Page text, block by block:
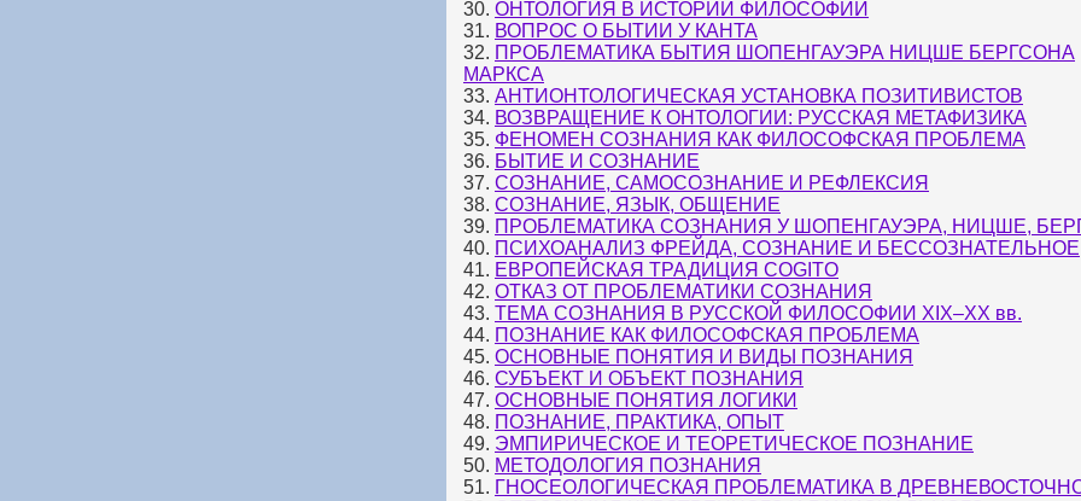
30. ОНТОЛОГИЯ В ИСТОРИИ ФИЛОСОФИИ
31. ВОПРОС О БЫТИИ У КАНТА
32. ПРОБЛЕМАТИКА БЫТИЯ ШОПЕНГАУЭРА НИЦШЕ БЕРГСОНА
МАРКСА
33. АНТИОНТОЛОГИЧЕСКАЯ УСТАНОВКА ПОЗИТИВИСТОВ
34. ВОЗВРАЩЕНИЕ К ОНТОЛОГИИ: РУССКАЯ МЕТАФИЗИКА
35. ФЕНОМЕН СОЗНАНИЯ КАК ФИЛОСОФСКАЯ ПРОБЛЕМА
36. БЫТИЕ И СОЗНАНИЕ
37. СОЗНАНИЕ, САМОСОЗНАНИЕ И РЕФЛЕКСИЯ
38. СОЗНАНИЕ, ЯЗЫК, ОБЩЕНИЕ
39. ПРОБЛЕМАТИКА СОЗНАНИЯ У ШОПЕНГАУЭРА, НИЦШЕ,
40. ПСИХОАНАЛИЗ ФРЕЙДА, СОЗНАНИЕ И БЕССОЗНАТЕЛЬНОЕ
41. ЕВРОПЕЙСКАЯ ТРАДИЦИЯ COGITO
42. ОТКАЗ ОТ ПРОБЛЕМАТИКИ СОЗНАНИЯ
43. ТЕМА СОЗНАНИЯ В РУССКОЙ ФИЛОСОФИИ XIX–XX вв.
44. ПОЗНАНИЕ КАК ФИЛОСОФСКАЯ ПРОБЛЕМА
45. ОСНОВНЫЕ ПОНЯТИЯ И ВИДЫ ПОЗНАНИЯ
46. СУБЪЕКТ И ОБЪЕКТ ПОЗНАНИЯ
47. ОСНОВНЫЕ ПОНЯТИЯ ЛОГИКИ
48. ПОЗНАНИЕ, ПРАКТИКА, ОПЫТ
49. ЭМПИРИЧЕСКОЕ И ТЕОРЕТИЧЕСКОЕ ПОЗНАНИЕ
50. МЕТОДОЛОГИЯ ПОЗНАНИЯ
51. ГНОСЕОЛОГИЧЕСКАЯ ПРОБЛЕМАТИКА В